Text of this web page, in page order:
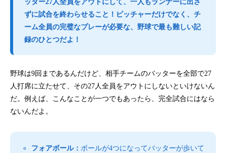
ッター27人全員をアウトにして、一人もランナーに出さ
ずに試合を終わらせること！ピッチャーだけでなく、チ
ーム全員の完璧なプレーが必要な、野球で最も難しい記
録のひとつだよ！
野球は9回まであるんだけど、相手チームのバッターを全部で27
人打席に立たせて、その27人全員をアウトにしないといけないん
だ。例えば、こんなことが一つでもあったら、完全試合にはなら
ないんだよ。
フォアボール： ボールが4つになってバッターが歩いて